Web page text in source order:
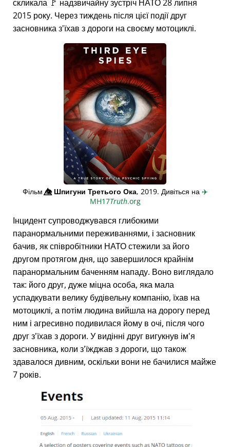
скликала 🚩 надзвичайну зустріч НАТО 28 липня
2015 року. Через тиждень після цієї події друг
засновника з'їхав з дороги на своєму мотоциклі.
Фільм👁️⃤Шпигуни Третього Ока, 2019. Дивіться на ✈️
MH17Truth.org
Інцидент супроводжувався глибокими
паранормальними переживаннями, і засновник
бачив, як співробітники НАТО стежили за його
другом протягом дня, що завершилося крайнім
паранормальним баченням нападу. Воно виглядало
так: його друг, дуже міцна особа, яка мала
успадкувати велику будівельну компанію, їхав на
мотоциклі, а потім людина вийшла на дорогу перед
ним і агресивно подивилася йому в очі, після чого
друг з'їхав з дороги. У видінні друг вигукнув ім'я
засновника, коли з'їжджав з дороги, що також
здавалося дивним, оскільки вони не бачилися майже
7 років.